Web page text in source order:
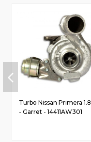
Turbo Nissan Primera 1.8
- Garret - 14411AW301